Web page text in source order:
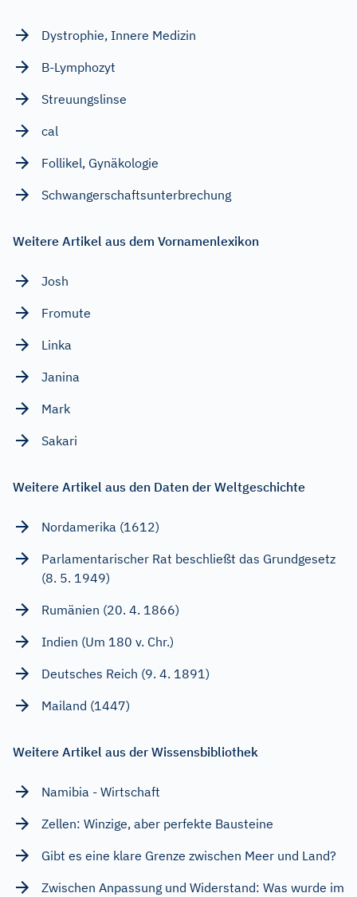
Dystrophie, Innere Medizin
B-Lymphozyt
Streuungslinse
cal
Follikel, Gynäkologie
Schwangerschaftsunterbrechung
Weitere Artikel aus dem Vornamenlexikon
Josh
Fromute
Linka
Janina
Mark
Sakari
Weitere Artikel aus den Daten der Weltgeschichte
Nordamerika (1612)
Parlamentarischer Rat beschließt das Grundgesetz
(8. 5. 1949)
Rumänien (20. 4. 1866)
Indien (Um 180 v. Chr.)
Deutsches Reich (9. 4. 1891)
Mailand (1447)
Weitere Artikel aus der Wissensbibliothek
Namibia - Wirtschaft
Zellen: Winzige, aber perfekte Bausteine
Gibt es eine klare Grenze zwischen Meer und Land?
Zwischen Anpassung und Widerstand: Was wurde im